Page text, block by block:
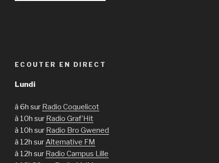
ECOUTER EN DIRECT
Lundi
à 6h sur Radio Coquelicot
à 10h sur Radio Graf’Hit
à 10h sur Radio Bro Gwened
à 12h surAlternative FM
à 12h sur Radio Campus Lille